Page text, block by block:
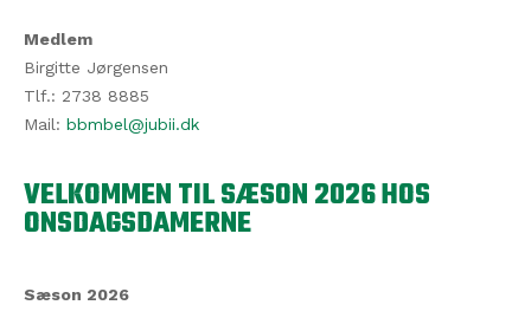
Medlem
Birgitte Jørgensen
Tlf.: 2738 8885
Mail: bbmbel@jubii.dk
VELKOMMEN TIL SÆSON 2026 HOS
ONSDAGSDAMERNE
Sæson 2026